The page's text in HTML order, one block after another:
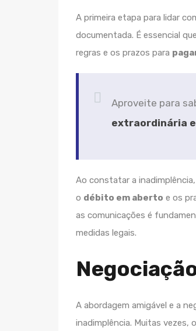
A primeira etapa para lidar
documentada. É essencial
regras e os prazos para
Aproveite para
extraordinária
Ao constatar a
o débito em aberto e os
as comunicações é
medidas legais.
A abordagem amigável e a
inadimplência. Muitas vezes,